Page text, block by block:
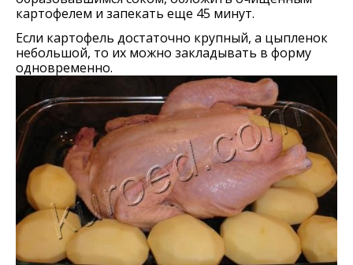
картофелем и запекать еще 45 минут.
Если картофель достаточно крупный, а цыпленок
небольшой, то их можно закладывать в форму
одновременно.